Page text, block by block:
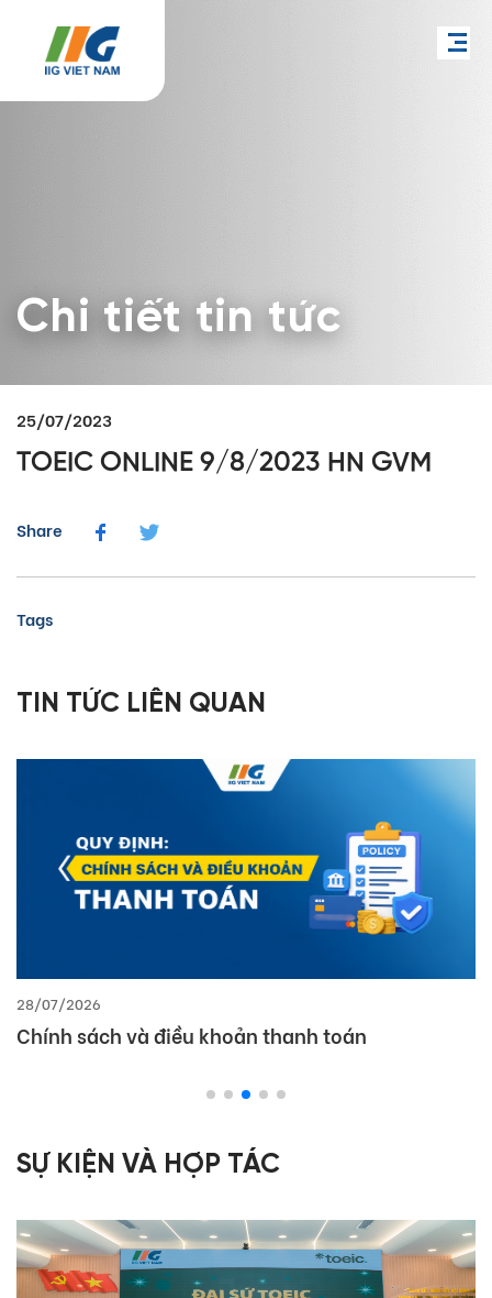
Chi tiết tin tức
25/07/2023
TOEIC ONLINE 9/8/2023 HN GVM
Share
Tags
TIN TỨC LIÊN QUAN
28/07/2026
Chính sách và điều khoản thanh toán
SỰ KIỆN VÀ HỢP TÁC